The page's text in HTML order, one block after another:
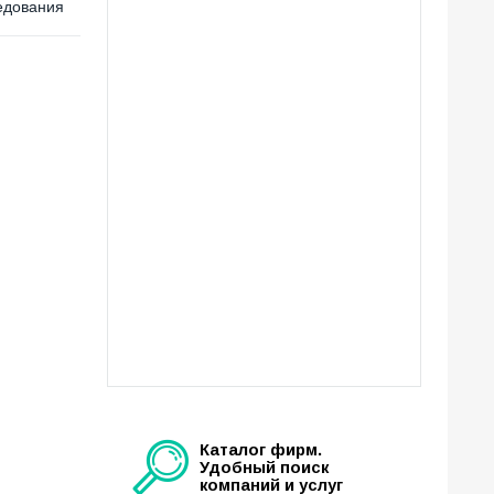
Каталог фирм.
Удобный поиск
компаний и услуг